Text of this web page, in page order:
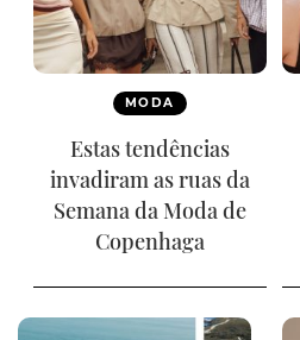
MODA
Estas tendências
invadiram as ruas da
Semana da Moda de
Copenhaga